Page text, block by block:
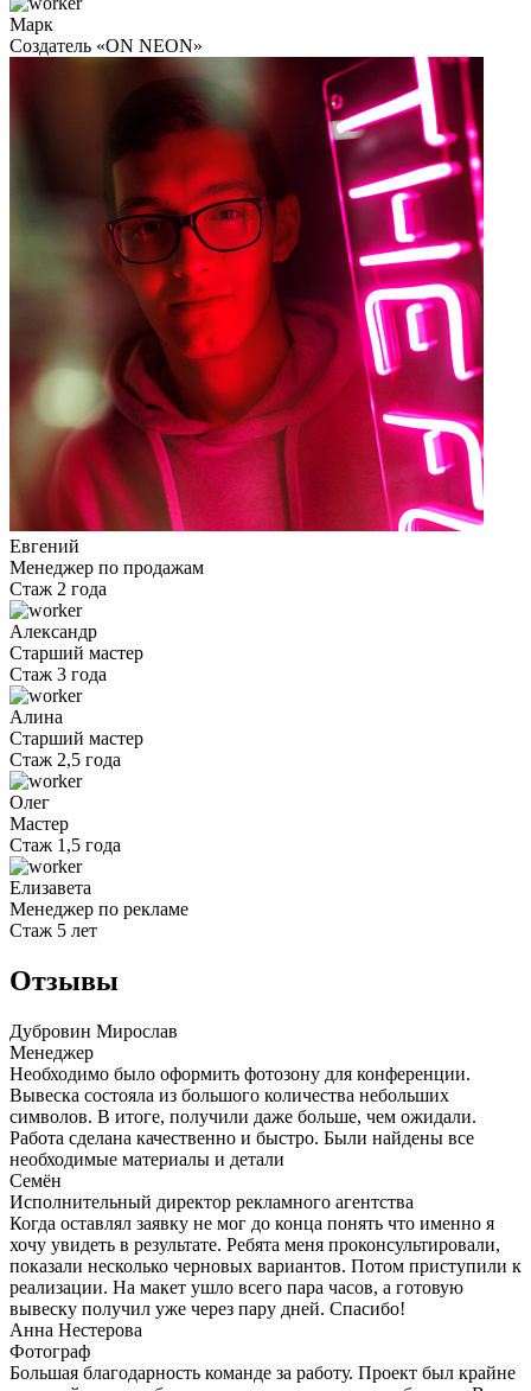
Марк
Cоздатель «ON NEON»
Евгений
Менеджер по продажам
Стаж 2 года
Александр
Старший мастер
Стаж 3 года
Алина
Старший мастер
Стаж 2,5 года
Олег
Мастер
Стаж 1,5 года
Елизавета
Менеджер по рекламе
Стаж 5 лет
Отзывы
Дубровин Мирослав
Менеджер
Необходимо было оформить фотозону для конференции.
Вывеска состояла из большого количества небольших
символов. В итоге, получили даже больше, чем ожидали.
Работа сделана качественно и быстро. Были найдены все
необходимые материалы и детали
Семён
Исполнительный директор рекламного агентства
Когда оставлял заявку не мог до конца понять что именно я
хочу увидеть в результате. Ребята меня проконсультировали,
показали несколько черновых вариантов. Потом приступили к
реализации. На макет ушло всего пара часов, а готовую
вывеску получил уже через пару дней. Спасибо!
Анна Нестерова
Фотограф
Большая благодарность команде за работу. Проект был крайне